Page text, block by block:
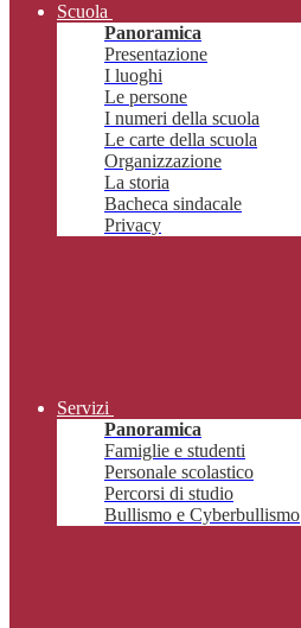
Scuola
Panoramica
Presentazione
I luoghi
Le persone
I numeri della scuola
Le carte della scuola
Organizzazione
La storia
Bacheca sindacale
Privacy
Servizi
Panoramica
Famiglie e studenti
Personale scolastico
Percorsi di studio
Bullismo e Cyberbullismo